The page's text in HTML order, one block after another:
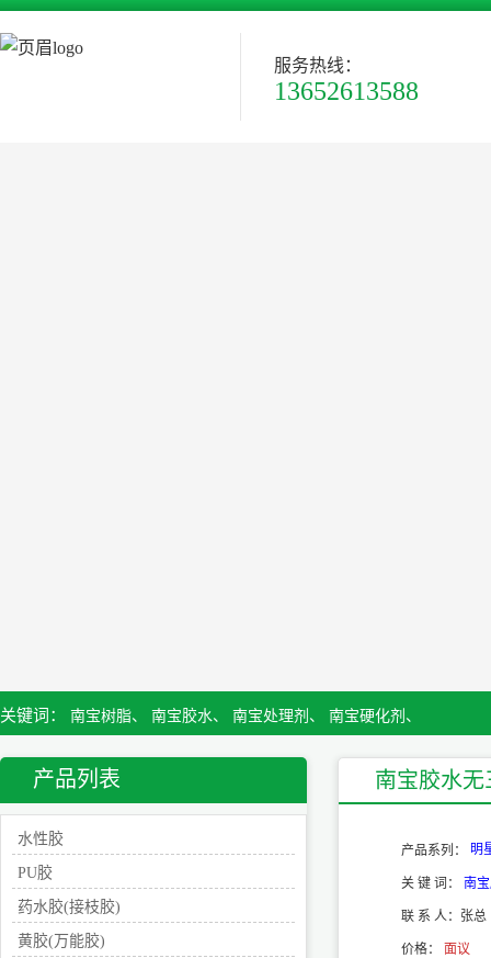
服务热线：
13652613588
关键词： 南宝树脂、 南宝胶水、 南宝处理剂、 南宝硬化剂、
产品列表
水性胶
PU胶
药水胶(接枝胶)
黄胶(万能胶)
南宝胶水无
产品系列： 明
关 键 词： 南
联 系 人： 张总
价格： 面议